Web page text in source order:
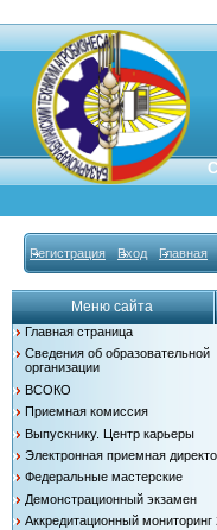
Регистрация Вход Главная
Меню сайта
Главная страница
Сведения об образовательной
организации
ВСОКО
Приемная комиссия
Выпускнику. Центр карьеры
Электронная приемная
Федеральные мастерские
Демонстрационный экзамен
Аккредитационный мониторинг